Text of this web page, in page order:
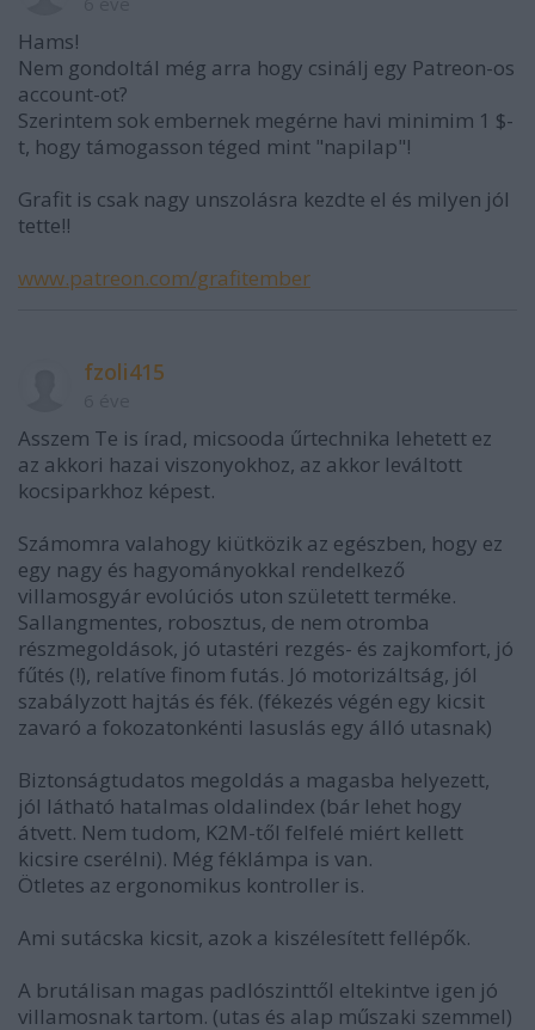
Hams!
Nem gondoltál még arra hogy csinálj egy Patreon-os
account-ot?
Szerintem sok embernek megérne havi minimim 1 $-
t, hogy támogasson téged mint "napilap"!
Grafit is csak nagy unszolásra kezdte el és milyen jól
tette!!
www.patreon.com/grafitember
fzoli415
Asszem Te is írad, micsooda űrtechnika lehetett ez
az akkori hazai viszonyokhoz, az akkor leváltott
kocsiparkhoz képest.
Számomra valahogy kiütközik az egészben, hogy ez
egy nagy és hagyományokkal rendelkező
villamosgyár evolúciós uton született terméke.
Sallangmentes, robosztus, de nem otromba
részmegoldások, jó utastéri rezgés- és zajkomfort, jó
fűtés (!), relatíve finom futás. Jó motorizáltság, jól
szabályzott hajtás és fék. (fékezés végén egy kicsit
zavaró a fokozatonkénti lasuslás egy álló utasnak)
Biztonságtudatos megoldás a magasba helyezett,
jól látható hatalmas oldalindex (bár lehet hogy
átvett. Nem tudom, K2M-től felfelé miért kellett
kicsire cserélni). Még féklámpa is van.
Ötletes az ergonomikus kontroller is.
Ami sutácska kicsit, azok a kiszélesített fellépők.
A brutálisan magas padlószinttől eltekintve igen jó
villamosnak tartom. (utas és alap műszaki szemmel)